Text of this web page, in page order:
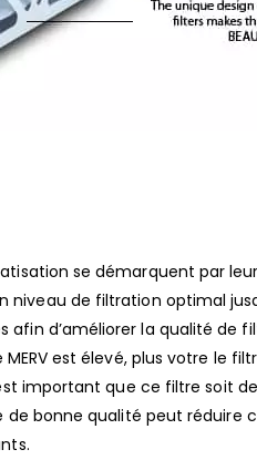
se démarquent par
de filtration optimal
d’améliorer la qualité de
est élevé, plus votre le
important que ce filtre soit
de bonne qualité peut réduire